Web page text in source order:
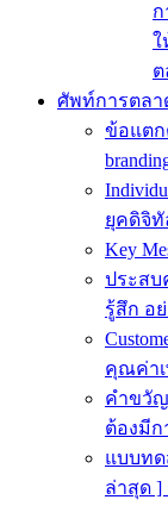
ก
ใ
ต
ศัพท์การตลา
ข้อแตก
ยุคดิจิทั
Key
ประสบ
รู้สึก อ
คุณค่า
คําขวัญ
ต้องมีก
แบบทด
ล่าสุด ]